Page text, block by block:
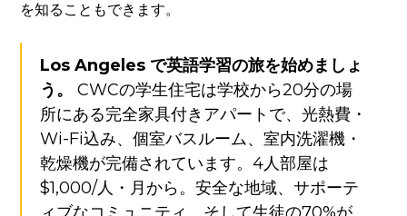
を知ることもできます。
Los Angeles で英語学習の旅を始めましょ
う。
CWCの学生住宅は学校から20分の場
所にある完全家具付きアパートで、光熱費・
Wi-Fi込み、個室バスルーム、室内洗濯機・
乾燥機が完備されています。4人部屋は
$1,000/人・月から。安全な地域、サポーテ